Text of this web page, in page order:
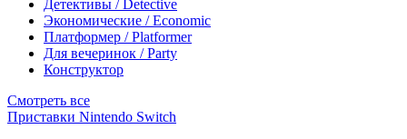
Детективы / Detective
Экономические / Economic
Платформер / Platformer
Для вечеринок / Party
Конструктор
Смотреть все
Приставки Nintendo Switch